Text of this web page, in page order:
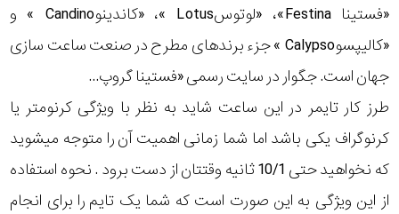
«فستینا Festina»، «لوتوسLotus »، «کاندینوCandino » و
«کالیپسوCalypso » جزء برندهای مطرح در صنعت ساعت سازی
جهان است. جگوار در سایت رسمی «فستینا گروپ...
طرز کار تایمر در این ساعت شاید به نظر با ویژگی کرنومتر یا
کرنوگراف یکی باشد اما شما زمانی اهمیت آن را متوجه میشوید
که نخواهید حتی 10/1 ثانیه وقتتان از دست برود . نحوه استفاده
از این ویژگی به این صورت است که شما یک تایم را برای انجام